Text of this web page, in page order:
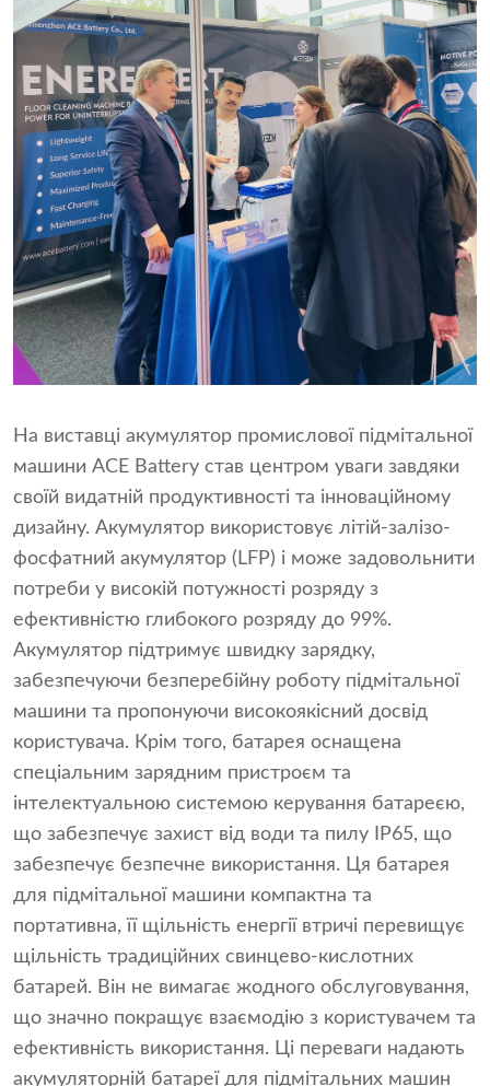
На виставці акумулятор промислової підмітальної
машини ACE Battery став центром уваги завдяки
своїй видатній продуктивності та інноваційному
дизайну. Акумулятор використовує літій-залізо-
фосфатний акумулятор (LFP) і може задовольнити
потреби у високій потужності розряду з
ефективністю глибокого розряду до 99%.
Акумулятор підтримує швидку зарядку,
забезпечуючи безперебійну роботу підмітальної
машини та пропонуючи високоякісний досвід
користувача. Крім того, батарея оснащена
спеціальним зарядним пристроєм та
інтелектуальною системою керування батареєю,
що забезпечує захист від води та пилу IP65, що
забезпечує безпечне використання. Ця батарея
для підмітальної машини компактна та
портативна, її щільність енергії втричі перевищує
щільність традиційних свинцево-кислотних
батарей. Він не вимагає жодного обслуговування,
що значно покращує взаємодію з користувачем та
ефективність використання. Ці переваги надають
акумуляторній батареї для підмітальних машин